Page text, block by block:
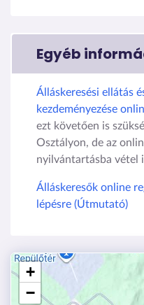
Egyéb
Álláskeresési ellátás
kezdeményezése
ezt követően is
Osztályon, de az
nyilvántartásba vétel
Álláskeresők online
lépésre (Útmutató)
+
−